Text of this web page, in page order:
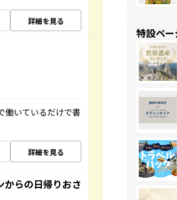
詳細を見る
働いているだけで書
詳細を見る
からの日帰りおさ
特設ペ